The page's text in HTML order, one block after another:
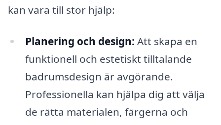
kan vara till stor hjälp:
Planering och design: Att skapa en
funktionell och estetiskt tilltalande
badrumsdesign är avgörande.
Professionella kan hjälpa dig att välja
de rätta materialen, färgerna och